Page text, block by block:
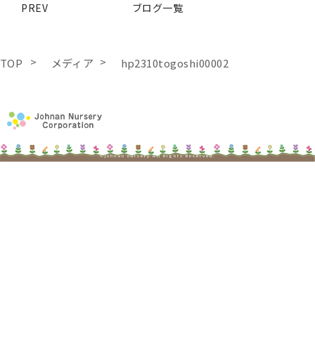
PREV ブログ一覧
TOP メディア hp2310togoshi00002
©johnan nursery All Rights Reserved.